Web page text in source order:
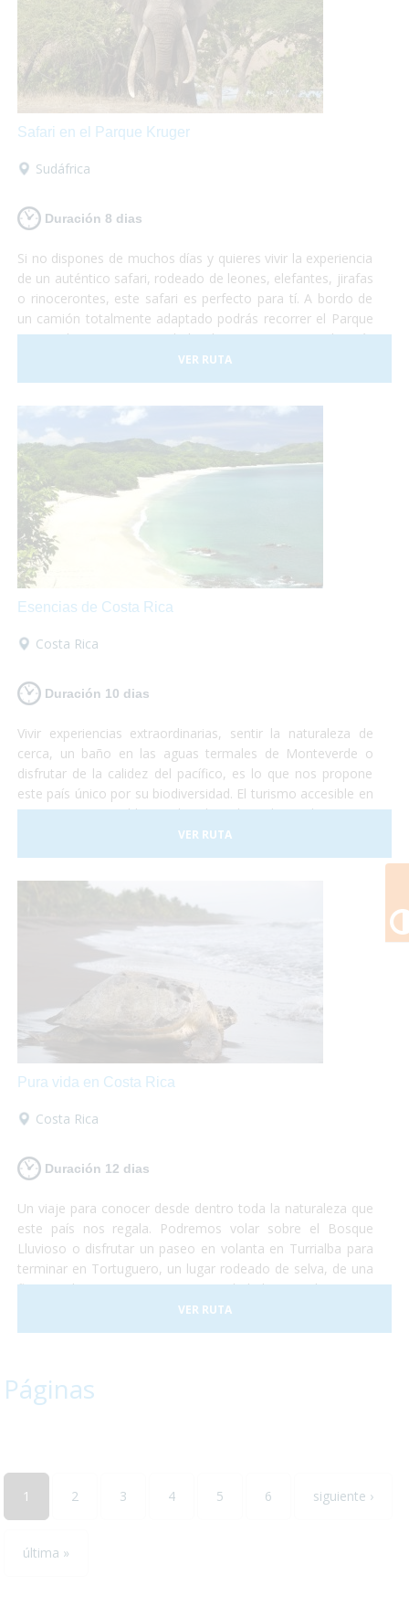
Safari en el Parque Kruger
Sudáfrica
Duración 8 dias
Si no dispones de muchos días y quieres vivir la experiencia
de un auténtico safari, rodeado de leones, elefantes, jirafas
o rinocerontes, este safari es perfecto para tí. A bordo de
un camión totalmente adaptado podrás recorrer el Parque
Nacional Kruger, sin duda la reserva natural más
importante de África y dónde podrás sentir la cercanía con
la fauna más espectacular del planeta. No te lo puedes
VER RUTA
Esencias de Costa Rica
Costa Rica
Duración 10 dias
Vivir experiencias extraordinarias, sentir la naturaleza de
cerca, un baño en las aguas termales de Monteverde o
disfrutar de la calidez del pacífico, es lo que nos propone
este país único por su biodiversidad. El turismo accesible en
Costa Rica es posible, sus hoteles adaptados y el trasporte
a nuestra disposición nos darán las garantías necesarias
para disfrutar de esta experiencia plenamente.
VER RUTA
Pura vida en Costa Rica
Costa Rica
Duración 12 dias
Un viaje para conocer desde dentro toda la naturaleza que
este país nos regala. Podremos volar sobre el Bosque
Lluvioso o disfrutar un paseo en volanta en Turrialba para
terminar en Tortuguero, un lugar rodeado de selva, de una
flora exuberante y una gran cantidad de animales como
monos, perezosos, tapires, entre otros. Terminaremos
nuestro viaje disfrutando del clima de las playas de caribe
VER RUTA
Páginas
1 2 3 4 5 6 siguiente ›
última »